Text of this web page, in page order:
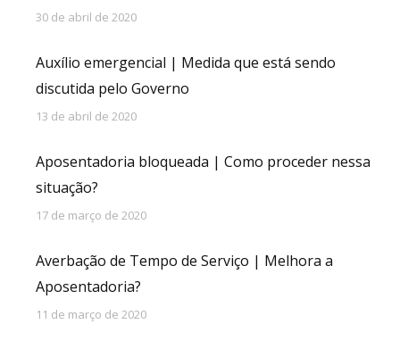
30 de abril de 2020
Auxílio emergencial | Medida que está sendo
discutida pelo Governo
13 de abril de 2020
Aposentadoria bloqueada | Como proceder nessa
situação?
17 de março de 2020
Averbação de Tempo de Serviço | Melhora a
Aposentadoria?
11 de março de 2020